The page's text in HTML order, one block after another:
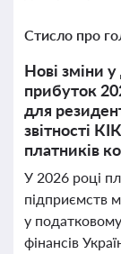
Стисло про
Нові зміни
прибуток
для
звітності
платників
У 2026 році
підприємств
у податковому
фінансів